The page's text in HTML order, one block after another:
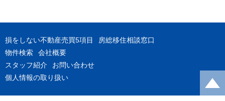
損をしない不動産売買5項目
房総移住相談窓口
物件検索
会社概要
スタッフ紹介
お問い合わせ
個人情報の取り扱い